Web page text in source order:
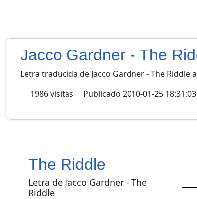
Jacco Gardner - The
Letra traducida de Jacco Gardner - The Riddle
1986visitas Publicado 2010-01-25 18:31:03
The Riddle
Letra de Jacco Gardner - The
Riddle